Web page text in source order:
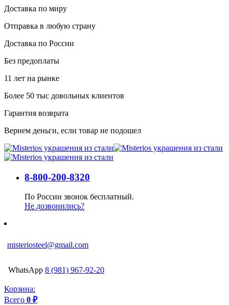
Доставка по миру
Отправка в любую страну
Доставка по России
Без предоплаты
11 лет на рынке
Более 50 тыс довольных клиентов
Гарантия возврата
Вернем деньги, если товар не подошел
8-800-200-8320
По России звонок бесплатный.
Не дозвонились?
misteriosteel@gmail.com
WhatsApp 8 (981) 967-92-20
Корзина:
Всего 0 ₽